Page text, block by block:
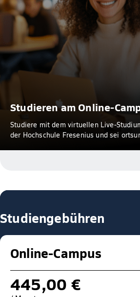
Studieren am Online-
Studiere mit dem virtuellen Live-
der Hochschule Fresenius und sei
Studiengebühren
Online-Campus
445,00 €